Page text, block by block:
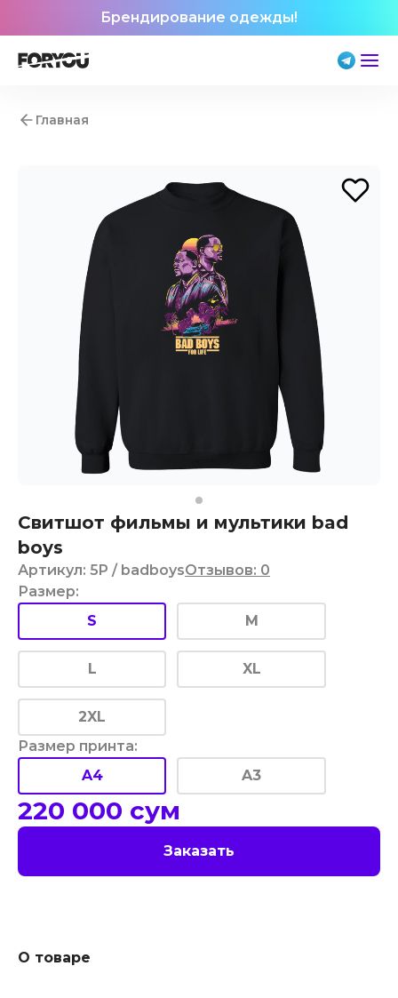
Брендирование одежды!
Главная
Свитшот фильмы и мультики bad
boys
Артикул: 5P / badboysОтзывов: 0
Размер:
S
M
L XL
2XL
Размер принта:
A4
A3
220 000 сум
Заказать
О товаре